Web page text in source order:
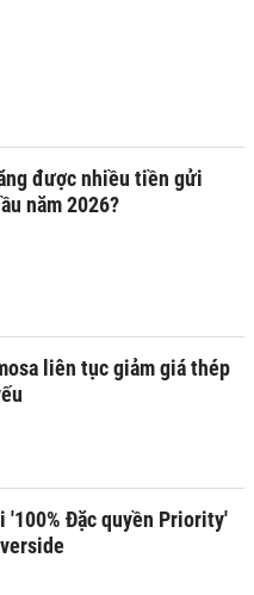
được nhiều tiền gửi
năm 2026?
liên tục giảm giá thép
'100% Đặc quyền Priority'